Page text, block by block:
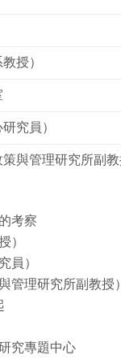
授）
究員）
與管理研究所副
考察
）
員）
管理研究所副教授
究專題中心